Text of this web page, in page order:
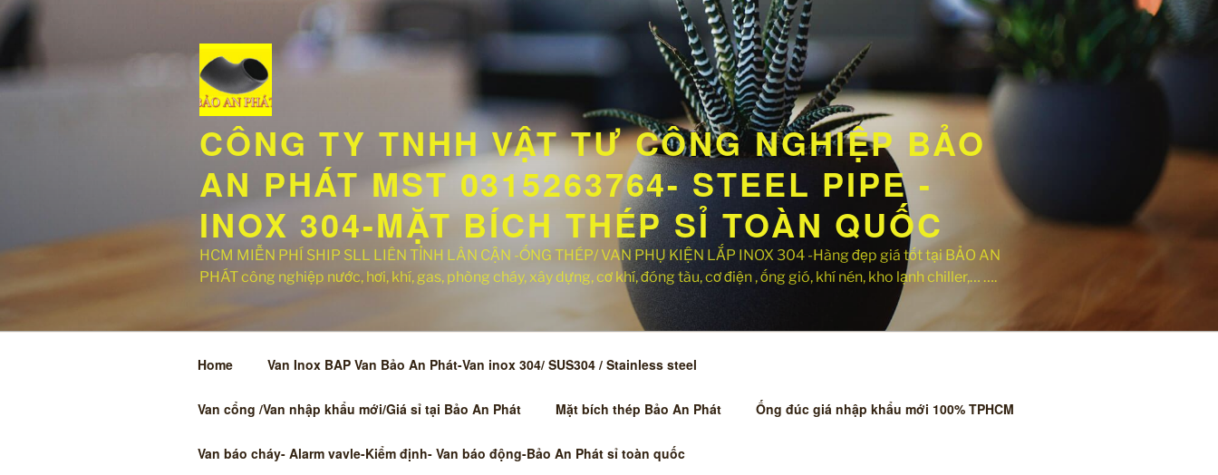
Chuyển
đến
nội
CÔNG TY TNHH VẬT TƯ CÔNG NGHIỆP BẢO
AN PHÁT MST 0315263764- STEEL PIPE -
INOX 304-MẶT BÍCH THÉP SỈ TOÀN QUỐC
HCM MIỄN PHÍ SHIP SLL LIÊN TỈNH LÂN CẬN -ỐNG THÉP/ VAN PHỤ KIỆN LẮP INOX 304 -Hàng đẹp giá tốt tại BẢO AN
PHÁT công nghiệp nước, hơi, khí, gas, phòng cháy, xây dựng, cơ khí, đóng tàu, cơ điện , ống gió, khí nén, kho lạnh chiller,… ….
Home Van Inox BAP Van Bảo An Phát-Van inox 304/ SUS304 / Stainless steel
Van cổng /Van nhập khẩu mới/Giá sỉ tại Bảo An Phát Mặt bích thép Bảo An Phát Ống đúc giá nhập khẩu mới 100% TPHCM
Van báo cháy- Alarm vavle-Kiểm định- Van báo động-Bảo An Phát sỉ toàn quốc